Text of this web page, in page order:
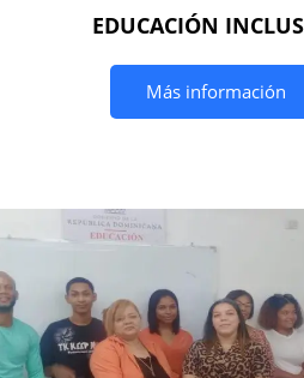
EDUCACIÓN
Más información